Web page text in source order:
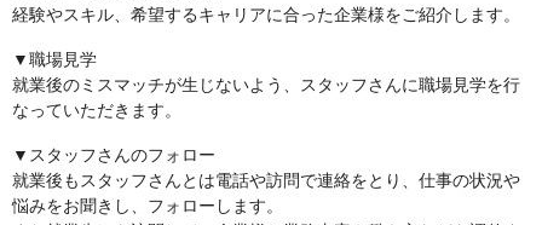
経験やスキル、希望するキャリアに合った企業様をご紹介します。
▼職場見学
就業後のミスマッチが生じないよう、スタッフさんに職場見学を行
なっていただきます。
▼スタッフさんのフォロー
就業後もスタッフさんとは電話や訪問で連絡をとり、仕事の状況や
悩みをお聞きし、フォローします。